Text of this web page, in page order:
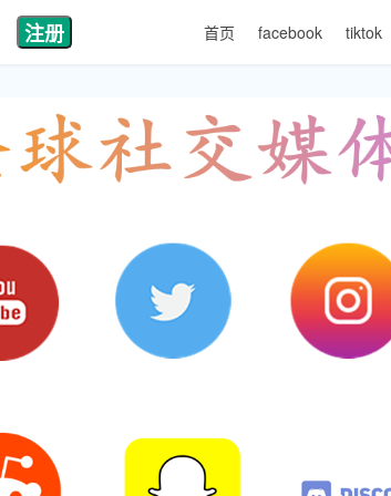
注册 首页 facebook tiktok